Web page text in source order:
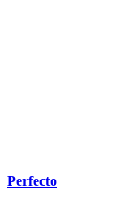
Perfecto